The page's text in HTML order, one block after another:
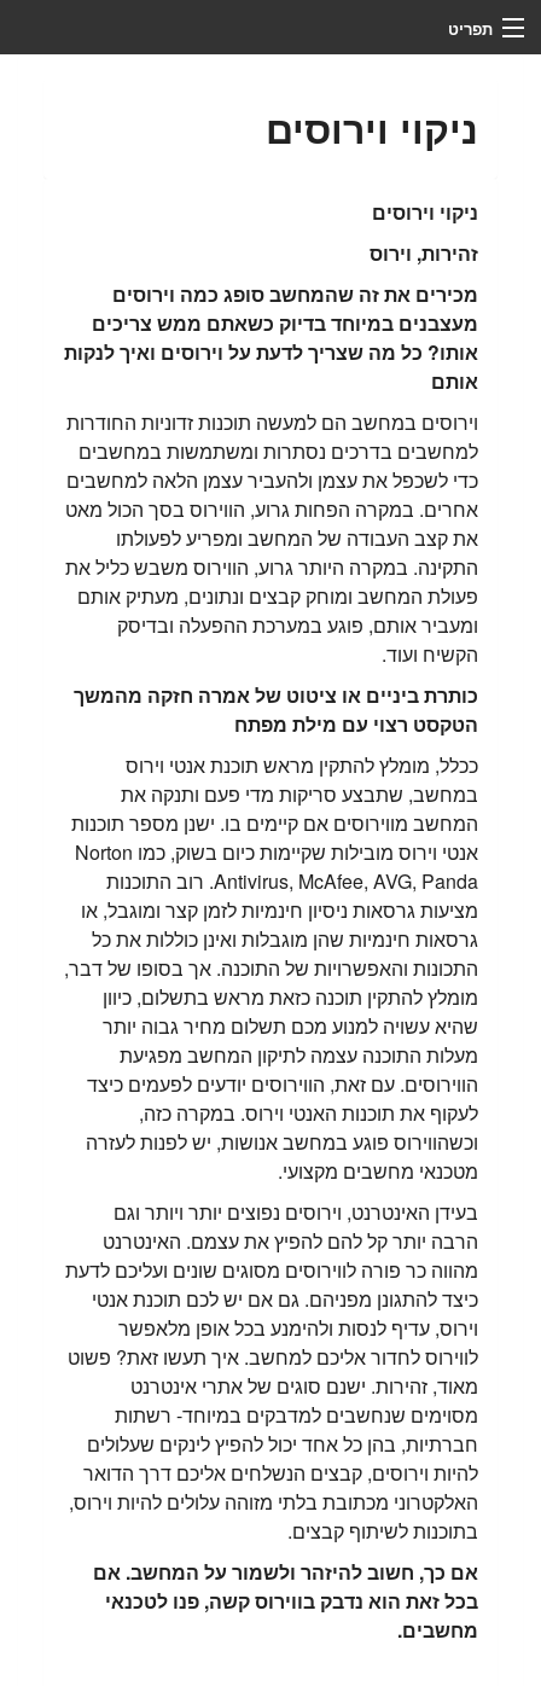
תפריט
פתיחת קריאת שירות
ניקוי וירוסים
ניקוי וירוסים
זהירות, וירוס
מכירים את זה שהמחשב סופג כמה וירוסים
מעצבנים במיוחד בדיוק כשאתם ממש צריכים
אותו? כל מה שצריך לדעת על וירוסים ואיך לנקות
אותם
וירוסים במחשב הם למעשה תוכנות זדוניות החודרות
למחשבים בדרכים נסתרות ומשתמשות במחשבים
כדי לשכפל את עצמן ולהעביר עצמן הלאה למחשבים
אחרים. במקרה הפחות גרוע, הווירוס בסך הכול מאט
את קצב העבודה של המחשב ומפריע לפעולתו
התקינה. במקרה היותר גרוע, הווירוס משבש כליל את
פעולת המחשב ומוחק קבצים ונתונים, מעתיק אותם
ומעביר אותם, פוגע במערכת ההפעלה ובדיסק
הקשיח ועוד.
כותרת ביניים או ציטוט של אמרה חזקה מהמשך
הטקסט רצוי עם מילת מפתח
ככלל, מומלץ להתקין מראש תוכנת אנטי וירוס
במחשב, שתבצע סריקות מדי פעם ותנקה את
המחשב מווירוסים אם קיימים בו. ישנן מספר תוכנות
אנטי וירוס מובילות שקיימות כיום בשוק, כמו Norton
Antivirus, McAfee, AVG, Panda. רוב התוכנות
מציעות גרסאות ניסיון חינמיות לזמן קצר ומוגבל, או
גרסאות חינמיות שהן מוגבלות ואינן כוללות את כל
התכונות והאפשרויות של התוכנה. אך בסופו של דבר,
מומלץ להתקין תוכנה כזאת מראש בתשלום, כיוון
שהיא עשויה למנוע מכם תשלום מחיר גבוה יותר
מעלות התוכנה עצמה לתיקון המחשב מפגיעת
הווירוסים. עם זאת, הווירוסים יודעים לפעמים כיצד
לעקוף את תוכנות האנטי וירוס. במקרה כזה,
וכשהווירוס פוגע במחשב אנושות, יש לפנות לעזרה
מטכנאי מחשבים מקצועי.
בעידן האינטרנט, וירוסים נפוצים יותר ויותר וגם
הרבה יותר קל להם להפיץ את עצמם. האינטרנט
מהווה כר פורה לווירוסים מסוגים שונים ועליכם לדעת
כיצד להתגונן מפניהם. גם אם יש לכם תוכנת אנטי
וירוס, עדיף לנסות ולהימנע בכל אופן מלאפשר
לווירוס לחדור אליכם למחשב. איך תעשו זאת? פשוט
מאוד, זהירות. ישנם סוגים של אתרי אינטרנט
מסוימים שנחשבים למדבקים במיוחד- רשתות
חברתיות, בהן כל אחד יכול להפיץ לינקים שעלולים
להיות וירוסים, קבצים הנשלחים אליכם דרך הדואר
האלקטרוני מכתובת בלתי מזוהה עלולים להיות וירוס,
בתוכנות לשיתוף קבצים.
אם כך, חשוב להיזהר ולשמור על המחשב. אם
בכל זאת הוא נדבק בווירוס קשה, פנו לטכנאי
מחשבים.